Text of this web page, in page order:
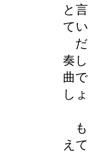
と
て
だ
奏
曲
し
も
え